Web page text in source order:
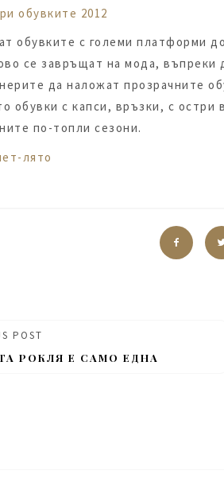
обувките с големи платформи
се завръщат на мода, въпреки
да наложат прозрачните
обувки с капси, връзки, с
по-топли сезони.
лято
POST
РОКЛЯ Е САМО ЕДНА